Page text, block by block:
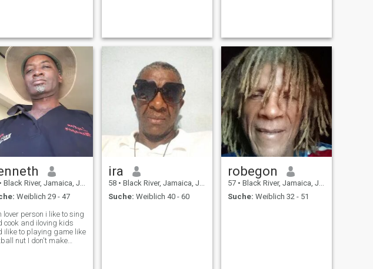
• Black River, Jamaica, Jamaika
Weiblich 29 - 47
lover person i like to sing
cook and iloving kids
ilike to playing game like
nut I don't make
ira
58 • Black River, Jamaica, Jamaika
Suche: Weiblich 40 - 60
robegon
57 • Black River, Jamaica, Jamaika
Suche: Weiblich 32 - 51